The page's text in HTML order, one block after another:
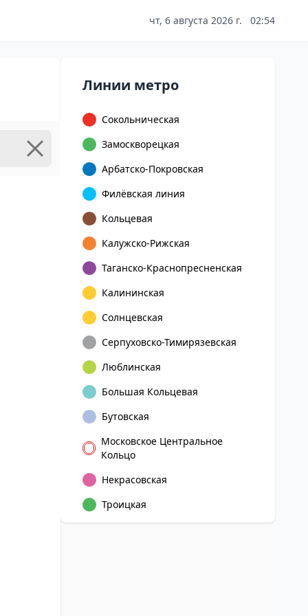
чт, 6 августа 2026 г. 02:54
Линии метро
Сокольническая
Замоскворецкая
Арбатско-Покровская
Филёвская линия
Кольцевая
Калужско-Рижская
Таганско-Краснопресненская
Калининская
Солнцевская
Серпуховско-Тимирязевская
Люблинская
Большая Кольцевая
Бутовская
Московское Центральное
Кольцо
Некрасовская
Троицкая